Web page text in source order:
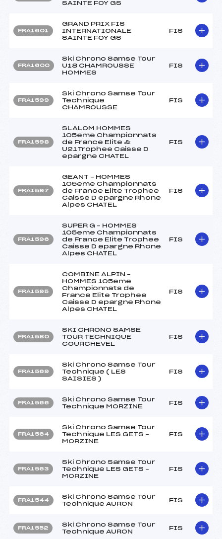
SAINTE FOY GS
FRA1601
GRAND PRIX FIS
INTERNATIONALE
SAINTE FOY GS
FIS
FRA1600
Ski Chrono Samse Tour
U18 CHAMROUSSE
HOMMES
FIS
FRA1599
Ski Chrono Samse Tour
Technique
CHAMROUSSE
FIS
FRA1598
SLALOM HOMMES
105eme Championnats
de France Elite &
U21Trophee Caisse D
epargne CHATEL
FIS
FRA1597
GEANT – HOMMES
105eme Championnats
de France Elite Trophee
Caisse D epargne Rhone
Alpes CHATEL
FIS
FRA1596
SUPER G – HOMMES
105eme Championnats
de France Elite Trophee
Caisse D epargne Rhone
Alpes CHATEL
FIS
FRA1595
COMBINE ALPIN –
HOMMES 105eme
Championnats de
France Elite Trophee
Caisse D epargne Rhone
Alpes CHATEL
FIS
FRA1580
SKI CHRONO SAMSE
TOUR TECHNIQUE
COURCHEVEL
FIS
FRA1569
Ski Chrono Samse Tour
Technique ( LES
SAISIES )
FIS
FRA1566
Ski Chrono Samse Tour
Technique MORZINE
FIS
FRA1564
Ski Chrono Samse Tour
Technique LES GETS –
MORZINE
FIS
FRA1563
Ski Chrono Samse Tour
Technique LES GETS –
MORZINE
FIS
FRA1544
Ski Chrono Samse Tour
Technique AURON
FIS
FRA1552
Ski Chrono Samse Tour
Technique AURON
FIS